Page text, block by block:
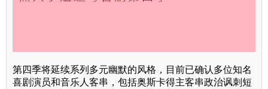
第四季将延续系列多元幽默的风格，目前已确认多位知名
喜剧演员和音乐人客串，包括奥斯卡得主客串政治讽刺短